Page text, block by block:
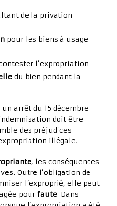
de la privation
pour les biens à usage
l’expropriation
du bien pendant la
un arrêt du 15 décembre
doit être
des préjudices
illégale.
, les conséquences
Outre l’obligation de
l’exproprié, elle peut
pour faute. Dans